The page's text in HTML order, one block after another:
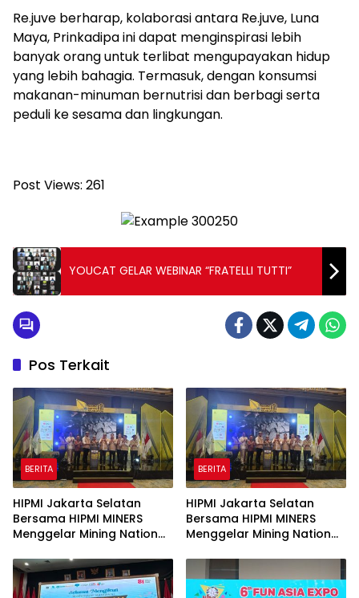
Re.juve berharap, kolaborasi antara Re.juve, Luna
Maya, Prinkadipa ini dapat menginspirasi lebih
banyak orang untuk terlibat mengupayakan hidup
yang lebih bahagia. Termasuk, dengan konsumsi
makanan-minuman bernutrisi dan berbagi serta
peduli ke sesama dan lingkungan.
Post Views: 261
YOUCAT GELAR WEBINAR “FRATELLI TUTTI”
Pos Terkait
BERITA
HIPMI Jakarta Selatan
Bersama HIPMI MINERS
Menggelar Mining Nation
Indah Golf Jakarta
BERITA
HIPMI Jakarta Selatan
Bersama HIPMI MINERS
Menggelar Mining Nation
Indah Golf Jakarta